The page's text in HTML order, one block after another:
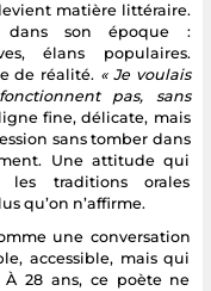
matière littéraire.
dans son époque :
élans populaires.
de réalité. « Je voulais
pas, sans
fine, délicate, mais
sans tomber dans
Une attitude qui
les traditions orales
qu’on n’affirme.
une conversation
accessible, mais qui
28 ans, ce poète ne